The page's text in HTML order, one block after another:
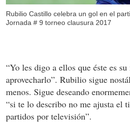
Rubilio Castillo celebra un gol en el
Jornada # 9 torneo clausura 2017
“Yo les digo a ellos que éste es
aprovecharlo”. Rubilio sigue
menos. Sigue deseando
“si te lo describo no me ajusta el
partidos por televisión”.